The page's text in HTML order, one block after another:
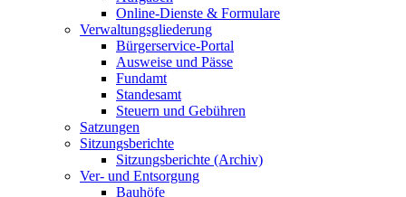
Online-Dienste & Formulare
Verwaltungsgliederung
Bürgerservice-Portal
Ausweise und Pässe
Fundamt
Standesamt
Steuern und Gebühren
Satzungen
Sitzungsberichte
Sitzungsberichte (Archiv)
Ver- und Entsorgung
Bauhöfe